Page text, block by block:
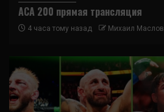
ACA 200 прямая трансляция
4 часа тому назад Михаил Маслов